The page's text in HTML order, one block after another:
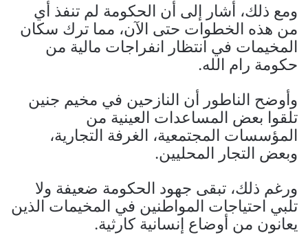
ومع ذلك، أشار إلى أن الحكومة لم تنفذ أي
من هذه الخطوات حتى الآن، مما ترك سكان
المخيمات في انتظار انفراجات مالية من
حكومة رام الله.
وأوضح الناطور أن النازحين في مخيم جنين
تلقوا بعض المساعدات العينية من
المؤسسات المجتمعية، الغرفة التجارية،
وبعض التجار المحليين.
ورغم ذلك، تبقى جهود الحكومة ضعيفة ولا
تلبي احتياجات المواطنين في المخيمات الذين
يعانون من أوضاع إنسانية كارثية.